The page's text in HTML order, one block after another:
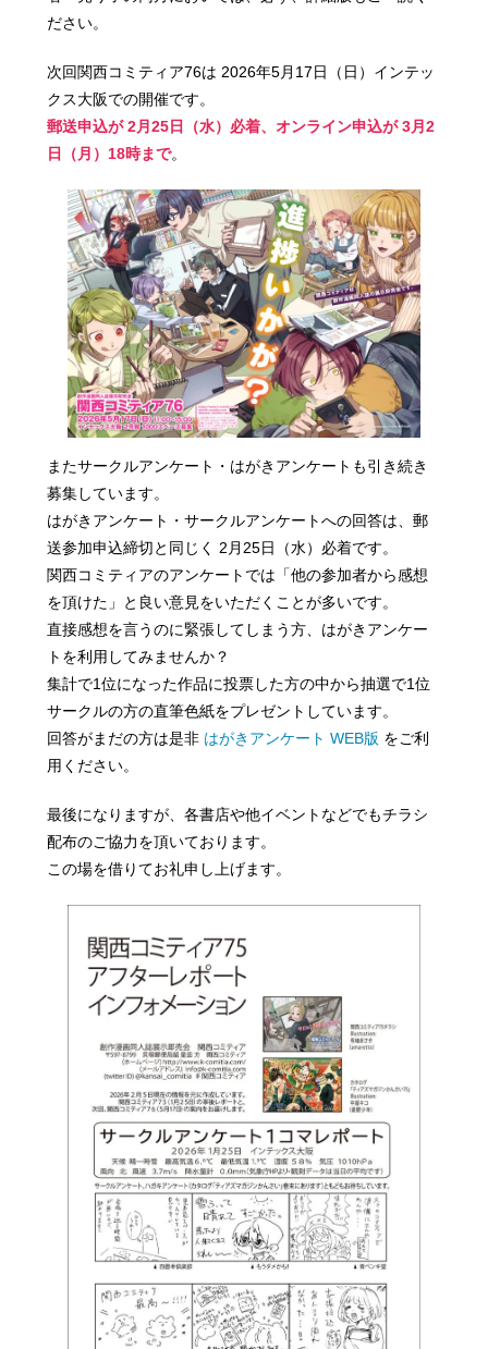
ださい。
次回関西コミティア76は 2026年5月17日（日）インテッ
クス大阪での開催です。
郵送申込が 2月25日（水）必着、オンライン申込が 3月2
日（月）18時まで。
またサークルアンケート・はがきアンケートも引き続き
募集しています。
はがきアンケート・サークルアンケートへの回答は、郵
送参加申込締切と同じく 2月25日（水）必着です。
関西コミティアのアンケートでは「他の参加者から感想
を頂けた」と良い意見をいただくことが多いです。
直接感想を言うのに緊張してしまう方、はがきアンケー
トを利用してみませんか？
集計で1位になった作品に投票した方の中から抽選で1位
サークルの方の直筆色紙をプレゼントしています。
回答がまだの方は是非 はがきアンケート WEB版 をご利
用ください。
最後になりますが、各書店や他イベントなどでもチラシ
配布のご協力を頂いております。
この場を借りてお礼申し上げます。